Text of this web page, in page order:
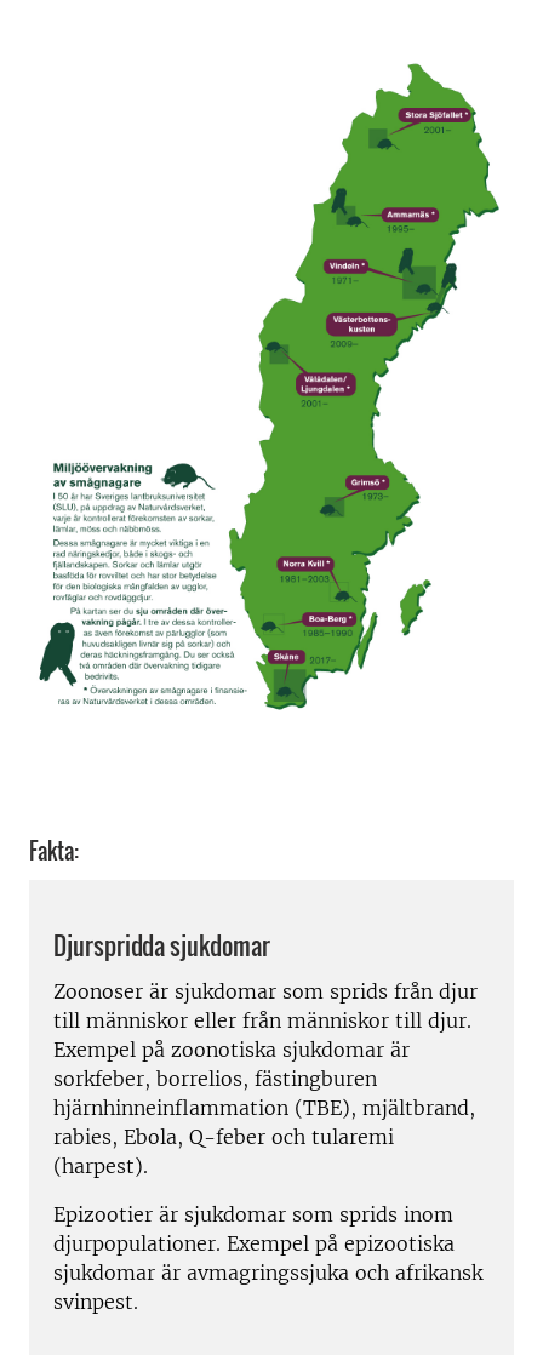
Fakta:
Djurspridda sjukdomar
Zoonoser är sjukdomar som sprids från djur
till människor eller från människor till djur.
Exempel på zoonotiska sjukdomar är
sorkfeber, borrelios, fästingburen
hjärnhinneinflammation (TBE), mjältbrand,
rabies, Ebola, Q-feber och tularemi
(harpest).
Epizootier är sjukdomar som sprids inom
djurpopulationer. Exempel på epizootiska
sjukdomar är avmagringssjuka och afrikansk
svinpest.